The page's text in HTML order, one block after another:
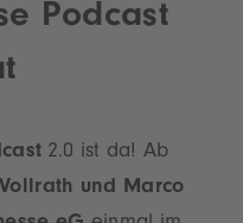
Podcast
2.0 ist da! Ab
und Marco